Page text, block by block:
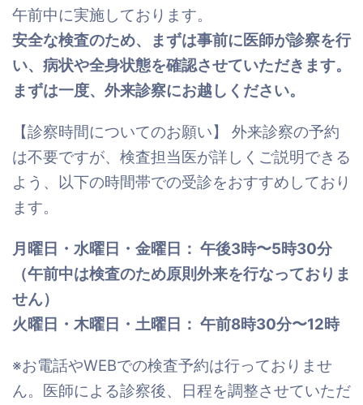
午前中に実施しております。
安全な検査のため、まずは事前に医師が診察を行
い、病状や全身状態を確認させていただきます。
まずは一度、外来診察にお越しください。
【診察時間についてのお願い】 外来診察の予約
は不要ですが、検査担当医が詳しくご説明できる
よう、以下の時間帯での受診をおすすめしており
ます。
月曜日・水曜日・金曜日： 午後3時〜5時30分
（午前中は検査のため原則外来を行なっておりま
せん）
火曜日・木曜日・土曜日： 午前8時30分〜12時
※お電話やWEBでの検査予約は行っておりませ
ん。医師による診察後、日程を調整させていただ